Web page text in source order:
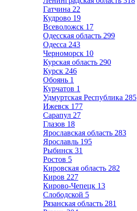
Гатчина 22
Кудрово 19
Всеволожск 17
Одесская область 299
Одесса 243
Черноморск 10
Курская область 290
Курск 246
Обоянь 1
Курчатов 1
Удмуртская Республика 285
Ижевск 177
Сарапул 27
Глазов 18
Ярославская область 283
Ярославль 195
Рыбинск 31
Ростов 5
Кировская область 282
Киров 227
Кирово-Чепецк 13
Слободской 5
Рязанская область 281